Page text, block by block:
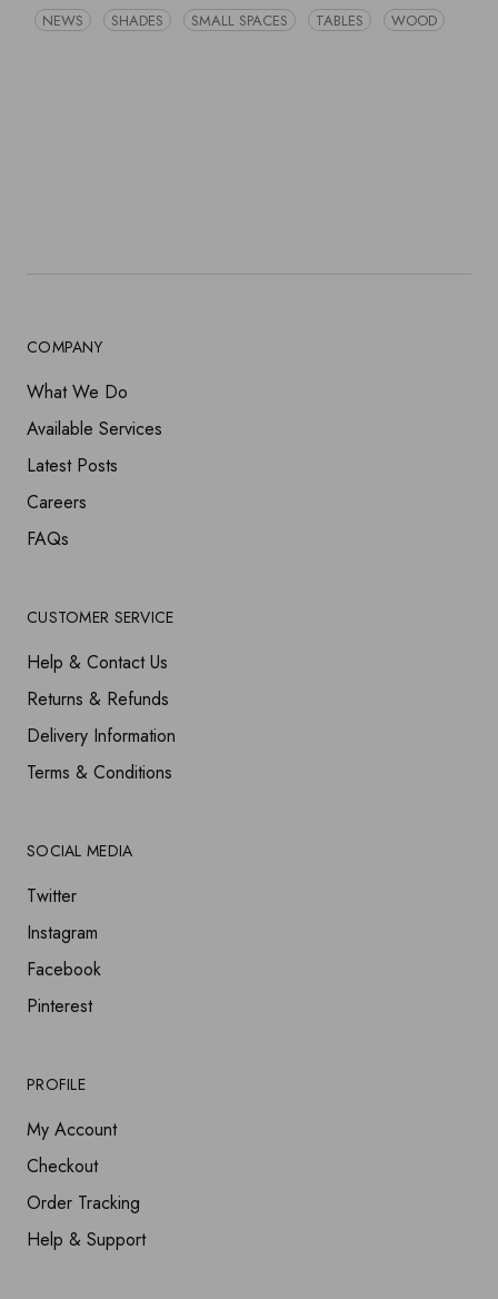
NEWS
SHADES SMALL SPACES TABLES WOOD
COMPANY
What We Do
Available Services
Latest Posts
Careers
FAQs
CUSTOMER SERVICE
Help & Contact Us
Returns & Refunds
Delivery Information
Terms & Conditions
SOCIAL MEDIA
Twitter
Instagram
Facebook
Pinterest
PROFILE
My Account
Checkout
Order Tracking
Help & Support